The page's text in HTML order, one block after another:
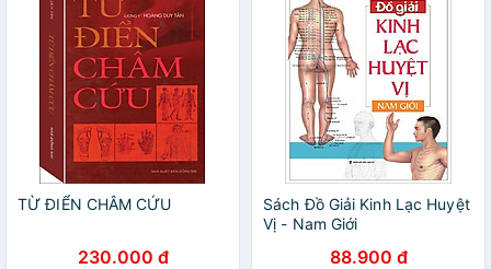
TỪ ĐIỂN CHÂM CỨU
230.000 đ
Sách Đồ Giải Kinh Lạc Huyệt
Vị - Nam Giới
88.900 đ